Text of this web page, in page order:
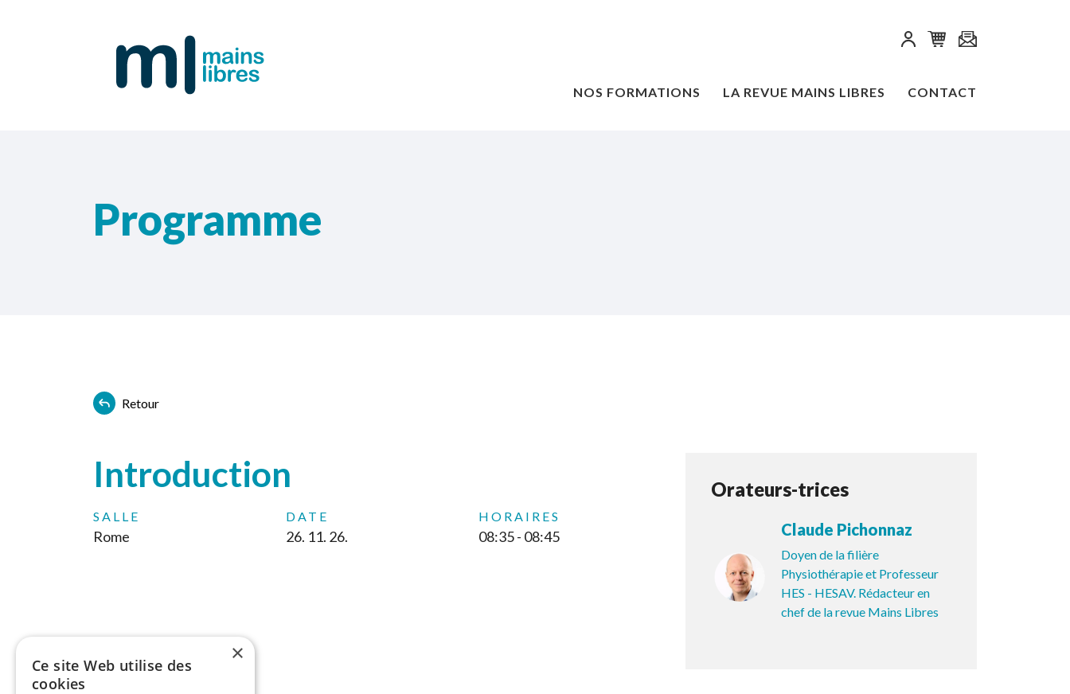
NOS FORMATIONS LA REVUE MAINS LIBRES CONTACT
Programme
Retour
Introduction
SALLE
Rome
DATE
26. 11. 26.
HORAIRES
08:35 - 08:45
Orateurs-trices
Claude Pichonnaz
Doyen de la filière
Physiothérapie et Professeur
HES - HESAV. Rédacteur en
chef de la revue Mains Libres
×
Ce site Web utilise des
cookies